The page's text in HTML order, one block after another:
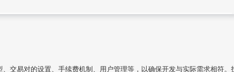
交易对的设置、手续费机制、用户管理等，以确保开发与实际需求相符。